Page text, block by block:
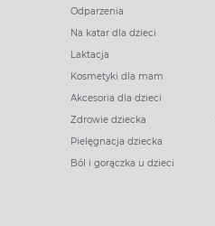
Odparzenia
Na katar dla dzieci
Laktacja
Kosmetyki dla mam
Akcesoria dla dzieci
Zdrowie dziecka
Pielęgnacja dziecka
Ból i gorączka u dzieci